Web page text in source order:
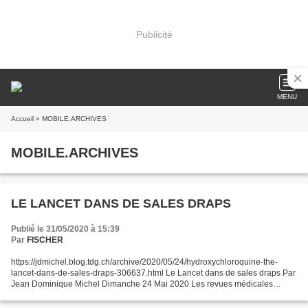
Publicité
MENU
Accueil » MOBILE.ARCHIVES
MOBILE.ARCHIVES
LE LANCET DANS DE SALES DRAPS
Publié le 31/05/2020 à 15:39
Par FISCHER
https://jdmichel.blog.tdg.ch/archive/2020/05/24/hydroxychloroquine-the-
lancet-dans-de-sales-draps-306637.html Le Lancet dans de sales draps Par
Jean Dominique Michel Dimanche 24 Mai 2020 Les revues médicales